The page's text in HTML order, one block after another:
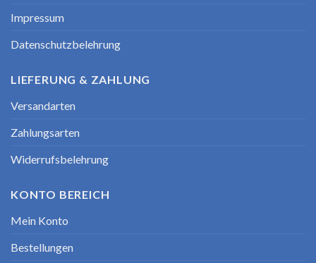
Impressum
Datenschutzbelehrung
LIEFERUNG & ZAHLUNG
Versandarten
Zahlungsarten
Widerrufsbelehrung
KONTO BEREICH
Mein Konto
Bestellungen